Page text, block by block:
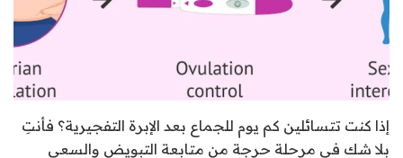
إذا كنت تتسائلين كم يوم للجماع بعد الإبرة التفجيرية؟ فأنتِ
بلا شك في مرحلة حرجة من متابعة التبويض والسعي